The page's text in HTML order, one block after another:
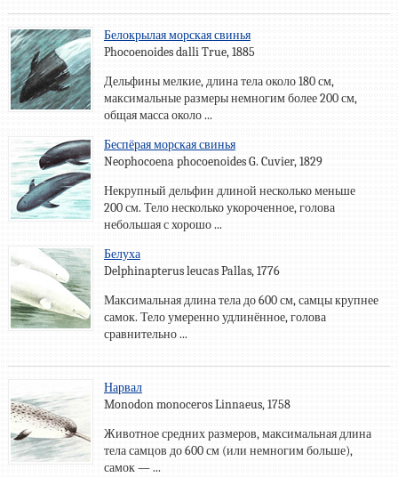
Белокрылая морская свинья
Phocoenoides dalli True, 1885
Дельфины мелкие, длина тела около 180 см,
максимальные размеры немногим более 200 см,
общая масса около ...
Беспёрая морская свинья
Neophocoena phocoenoides G. Cuvier, 1829
Некрупный дельфин длиной несколько меньше
200 см. Тело несколько укороченное, голова
небольшая с хорошо ...
Белуха
Delphinapterus leucas Pallas, 1776
Максимальная длина тела до 600 см, самцы крупнее
самок. Тело умеренно удлинённое, голова
сравнительно ...
Нарвал
Monodon monoceros Linnaeus, 1758
Животное средних размеров, максимальная длина
тела самцов до 600 см (или немногим больше),
самок — ...